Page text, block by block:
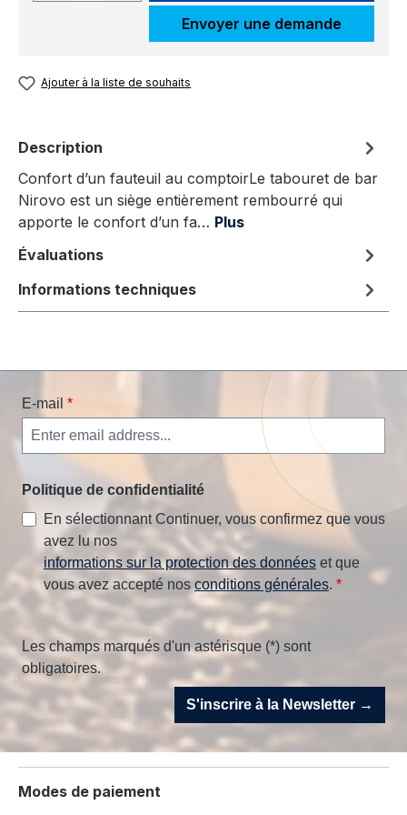
Envoyer une demande
Ajouter à la liste de souhaits
Description
Confort d’un fauteuil au comptoirLe tabouret de bar
Nirovo est un siège entièrement rembourré qui
apporte le confort d’un fa… Plus
Évaluations
Informations techniques
E-mail *
Politique de confidentialité
En sélectionnant Continuer, vous confirmez que vous
avez lu nos
informations sur la protection des données et que
vous avez accepté nos conditions générales. *
Les champs marqués d'un astérisque (*) sont
obligatoires.
S'inscrire à la Newsletter →
Modes de paiement